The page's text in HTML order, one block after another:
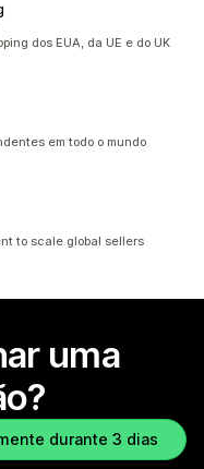
dos EUA, da UE e do UK
em todo o mundo
to scale global sellers
uma
durante 3 dias